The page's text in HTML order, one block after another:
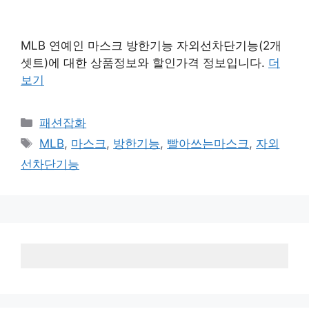
MLB 연예인 마스크 방한기능 자외선차단기능(2개
셋트)에 대한 상품정보와 할인가격 정보입니다. 더
보기
카
테
리
패션잡화
태
그
MLB, 마스크 , 방한기능, 빨아쓰는마스크 , 자외
선차단기능